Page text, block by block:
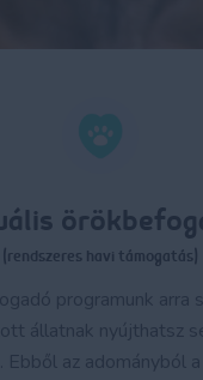
(rendszeres havi támogatás)